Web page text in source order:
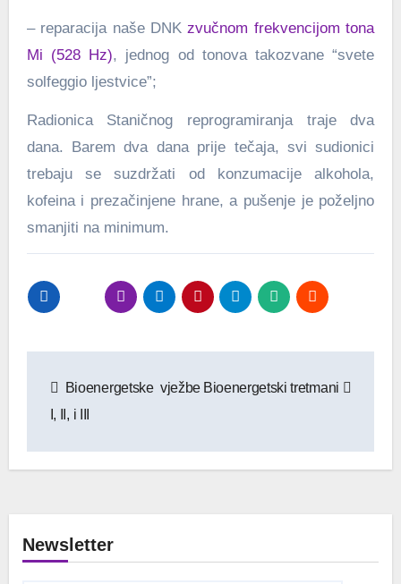
– reparacija naše DNKzvučnom frekvencijom tona
Mi (528 Hz), jednog od tonova takozvane “svete
solfeggio ljestvice”;
Radionica Staničnog reprogramiranja traje dva
dana. Barem dva dana prije tečaja, svi sudionici
trebaju se suzdržati od konzumacije alkohola,
kofeina i prezačinjene hrane, a pušenje je poželjno
smanjiti na minimum.
objava
Bioenergetske vježbe
I, II, i III
Bioenergetski tretmani
Newsletter